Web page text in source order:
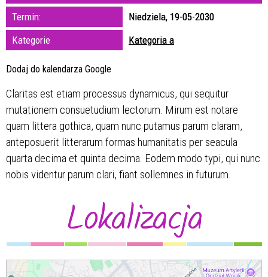
Trwające w
zakresie
Miejsce
Organizator
Termin:
Niedziela, 19-05-2030
Kategorie
Kategoria a
Dodaj do kalendarza Google
Claritas est etiam processus dynamicus, qui sequitur
mutationem consuetudium lectorum. Mirum est notare
quam littera gothica, quam nunc putamus parum claram,
anteposuerit litterarum formas humanitatis per seacula
quarta decima et quinta decima. Eodem modo typi, qui nunc
nobis videntur parum clari, fiant sollemnes in futurum.
Lokalizacja